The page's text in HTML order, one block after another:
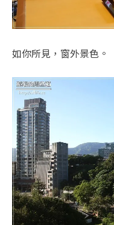
如你所見，窗外景色。